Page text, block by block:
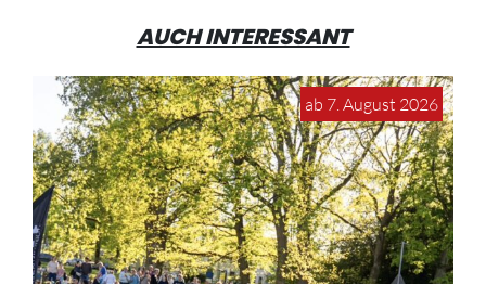
AUCH INTERESSANT
ab 7. August 2026